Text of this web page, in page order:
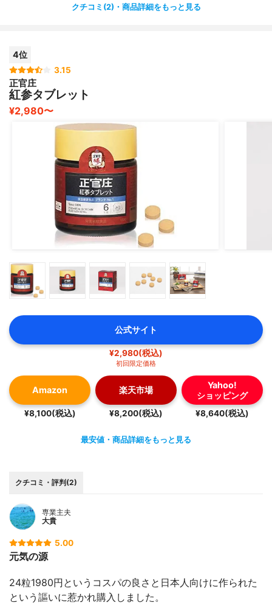
これを飲み始めてから本当に身体が疲れにくくなりまし
よく毎日を過ごせています。
ただ割れているタブレットが多いので、そこだけ改善して
もらえたらいいなと思います。
クチコミ(2)・商品詳細をもっと見る
4位
3.15
正官庄
紅参タブレット
¥2,980〜
公式サイト
¥2,980(税込)
初回限定価格
Amazon
¥8,100(税込)
楽天市場
¥8,200(税込)
Yahoo!
ショッピング
¥8,640(税込)
最安値・商品詳細をもっと見る
クチコミ・評判(2)
専業主夫
大貴
5.00
元気の源
24粒1980円というコスパの良さと日本人向けに作られた
という謳いに惹かれ購入しました。